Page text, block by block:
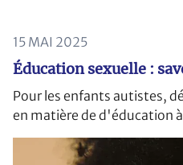
15 MAI 2025
Éducation sexuelle :
Pour les enfants autistes,
en matière de d'éducation